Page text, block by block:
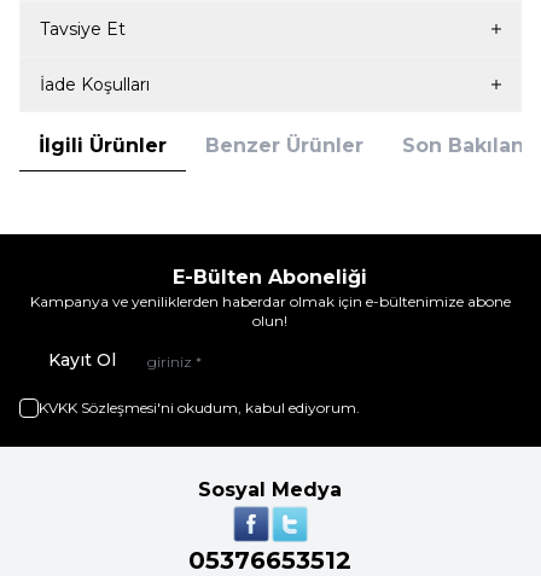
Tavsiye Et
İade Koşulları
İlgili Ürünler Benzer Ürünler Son
E-Bülten Aboneliği
Kampanya ve yeniliklerden haberdar olmak için e-bültenimize abone
olun!
Kayıt Ol
KVKK Sözleşmesi'ni okudum, kabul ediyorum.
Sosyal Medya
05376653512